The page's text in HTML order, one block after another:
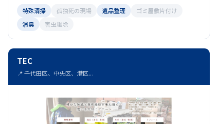
特殊清掃
孤独死の現場 遺品整理
ゴミ屋敷片付け
消臭
害虫駆除
TEC
📍 千代田区、中央区、港区...